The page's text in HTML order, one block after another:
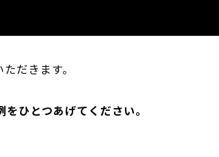
だきます。
ひとつあげてください。